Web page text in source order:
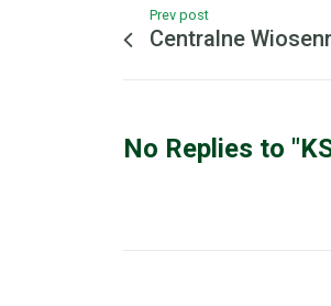
Prev post
Centralne
No Replies to